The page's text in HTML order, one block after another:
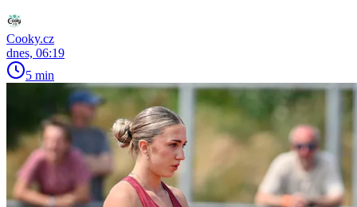
Cooky.cz
dnes, 06:19
5 min